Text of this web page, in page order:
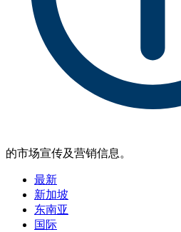
的市场宣传及营销信息。
最新
新加坡
东南亚
国际